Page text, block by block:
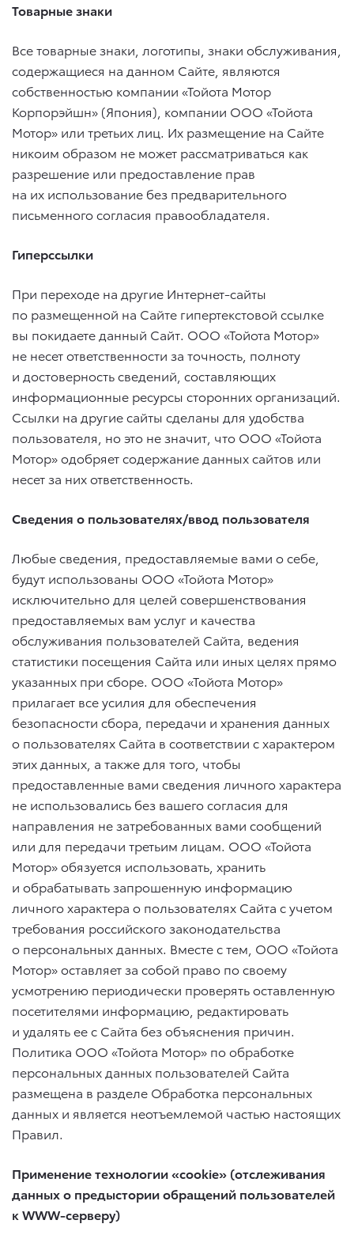
Товарные знаки
Все товарные знаки, логотипы, знаки обслуживания,
содержащиеся на данном Сайте, являются
собственностью компании «Тойота Мотор
Корпорэйшн» (Япония), компании ООО «Тойота
Мотор» или третьих лиц. Их размещение на Сайте
никоим образом не может рассматриваться как
разрешение или предоставление прав
на их использование без предварительного
письменного согласия правообладателя.
Гиперссылки
При переходе на другие Интернет-сайты
по размещенной на Сайте гипертекстовой ссылке
вы покидаете данный Сайт. ООО «Тойота Мотор»
не несет ответственности за точность, полноту
и достоверность сведений, составляющих
информационные ресурсы сторонних организаций.
Ссылки на другие сайты сделаны для удобства
пользователя, но это не значит, что ООО «Тойота
Мотор» одобряет содержание данных сайтов или
несет за них ответственность.
Сведения о пользователях/ввод пользователя
Любые сведения, предоставляемые вами о себе,
будут использованы ООО «Тойота Мотор»
исключительно для целей совершенствования
предоставляемых вам услуг и качества
обслуживания пользователей Сайта, ведения
статистики посещения Сайта или иных целях прямо
указанных при сборе. ООО «Тойота Мотор»
прилагает все усилия для обеспечения
безопасности сбора, передачи и хранения данных
о пользователях Сайта в соответствии с характером
этих данных, а также для того, чтобы
предоставленные вами сведения личного характера
не использовались без вашего согласия для
направления не затребованных вами сообщений
или для передачи третьим лицам. ООО «Тойота
Мотор» обязуется использовать, хранить
и обрабатывать запрошенную информацию
личного характера о пользователях Сайта с учетом
требования российского законодательства
о персональных данных. Вместе с тем, ООО «Тойота
Мотор» оставляет за собой право по своему
усмотрению периодически проверять оставленную
посетителями информацию, редактировать
и удалять ее с Сайта без объяснения причин.
Политика ООО «Тойота Мотор» по обработке
персональных данных пользователей Сайта
размещена в разделе Обработка персональных
данных и является неотъемлемой частью настоящих
Правил.
Применение технологии «cookie» (отслеживания
данных о предыстории обращений пользователей
к WWW-серверу)